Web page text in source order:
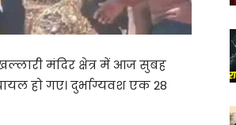
मंदिर क्षेत्र में आज सुबह
हो गए। दुर्भाग्यवश एक 28